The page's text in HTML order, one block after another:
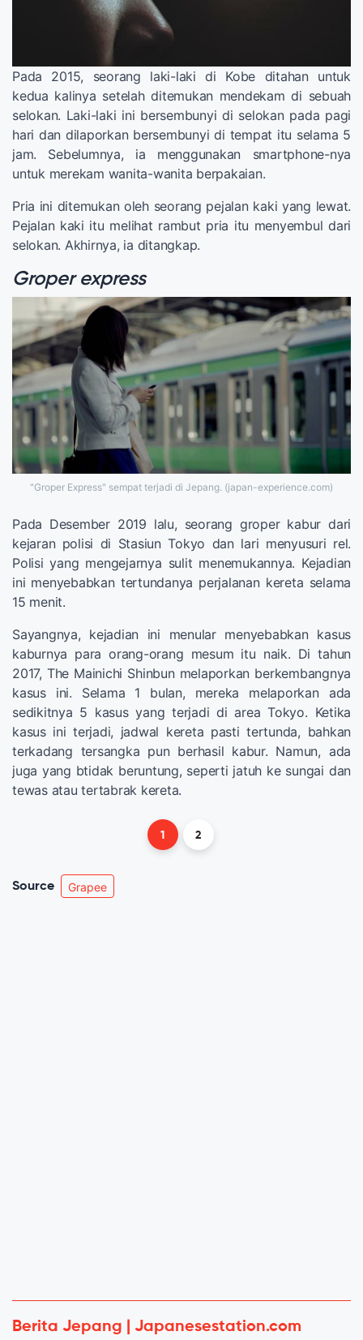
Pada 2015, seorang laki-laki di Kobe ditahan untuk
kedua kalinya setelah ditemukan mendekam di sebuah
selokan. Laki-laki ini bersembunyi di selokan pada pagi
hari dan dilaporkan bersembunyi di tempat itu selama 5
jam. Sebelumnya, ia menggunakan smartphone-nya
untuk merekam wanita-wanita berpakaian.
Pria ini ditemukan oleh seorang pejalan kaki yang lewat.
Pejalan kaki itu melihat rambut pria itu menyembul dari
selokan. Akhirnya, ia ditangkap.
Groper express
"Groper Express" sempat terjadi di Jepang. (japan-experience.com)
Pada Desember 2019 lalu, seorang groper kabur dari
kejaran polisi di Stasiun Tokyo dan lari menyusuri rel.
Polisi yang mengejarnya sulit menemukannya. Kejadian
ini menyebabkan tertundanya perjalanan kereta selama
15 menit.
Sayangnya, kejadian ini menular menyebabkan kasus
kaburnya para orang-orang mesum itu naik. Di tahun
2017, The Mainichi Shinbun melaporkan berkembangnya
kasus ini. Selama 1 bulan, mereka melaporkan ada
sedikitnya 5 kasus yang terjadi di area Tokyo. Ketika
kasus ini terjadi, jadwal kereta pasti tertunda, bahkan
terkadang tersangka pun berhasil kabur. Namun, ada
juga yang btidak beruntung, seperti jatuh ke sungai dan
tewas atau tertabrak kereta.
1 2
Source Grapee
Berita Jepang | Japanesestation.com